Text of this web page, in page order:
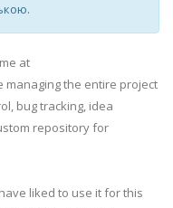
at
managing the entire project
bug tracking, idea
repository for
liked to use it for this